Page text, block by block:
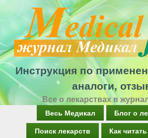
Перейти
к
основному
содержанию
Инструкция по
аналоги,
Все о лекарствах в
Весь Медикал
Блог о
Поиск лекарств
Как